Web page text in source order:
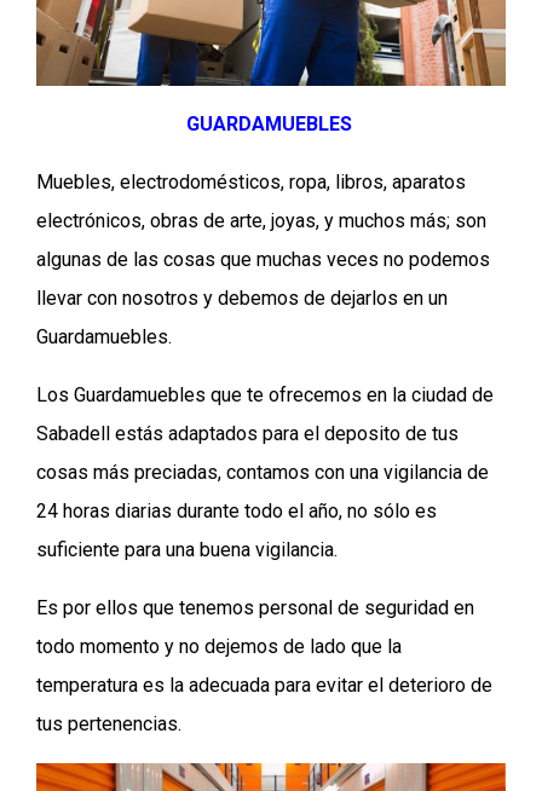
GUARDAMUEBLES
Muebles, electrodomésticos, ropa, libros, aparatos
electrónicos, obras de arte, joyas, y muchos más; son
algunas de las cosas que muchas veces no podemos
llevar con nosotros y debemos de dejarlos en un
Guardamuebles.
Los Guardamuebles que te ofrecemos en la ciudad de
Sabadell estás adaptados para el deposito de tus
cosas más preciadas, contamos con una vigilancia de
24 horas diarias durante todo el año, no sólo es
suficiente para una buena vigilancia.
Es por ellos que tenemos personal de seguridad en
todo momento y no dejemos de lado que la
temperatura es la adecuada para evitar el deterioro de
tus pertenencias.